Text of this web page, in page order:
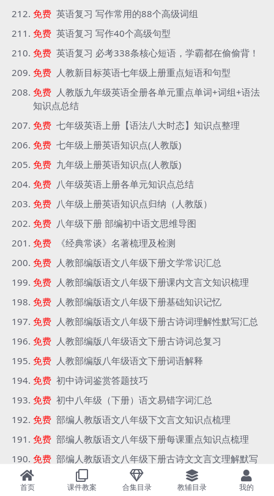
免费 英语复习 写作常用的88个高级词组
免费 英语复习 写作40个高级句型
免费 英语复习 必考338条核心短语，学霸都在偷偷背！
免费 人教新目标英语七年级上册重点短语和句型
免费 人教版九年级英语全册各单元重点单词+词组+语法
知识点总结
免费 七年级英语上册【语法八大时态】知识点整理
免费 七年级上册英语知识点(人教版)
免费 九年级上册英语知识点(人教版)
免费 八年级英语上册各单元知识点总结
免费 八年级上册英语知识点归纳（人教版）
免费 八年级下册 部编初中语文思维导图
免费
《经典常谈》名著梳理及检测
免费 人教部编版语文八年级下册文学常识汇总
免费 人教部编版语文八年级下册课内文言文知识梳理
免费 人教部编版语文八年级下册基础知识记忆
免费 人教部编版语文八年级下册古诗词理解性默写汇总
免费 人教部编版八年级语文下册古诗词总复习
免费 人教部编版八年级语文下册词语解释
免费 初中诗词鉴赏答题技巧
免费 初中八年级（下册）语文易错字词汇总
免费 部编人教版语文八年级下文言文知识点梳理
免费 部编人教版语文八年级下册每课重点知识点梳理
免费 部编人教版语文八年级下册古诗文文言文理解默写
免费
部编八年级下册语文课内古诗词赏析
首页 课件教案 合集目录 教辅目录 我的